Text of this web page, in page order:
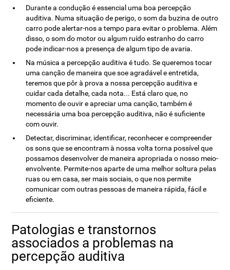
Durante a condução é essencial uma boa percepção
auditiva. Numa situação de perigo, o som da buzina de outro
carro pode alertar-nos a tempo para evitar o problema. Além
disso, o som do motor ou algum ruído estranho do carro
pode indicar-nos a presença de algum tipo de avaria.
Na música a percepção auditiva é tudo. Se queremos tocar
uma canção de maneira que soe agradável e entretida,
teremos que pôr à prova a nossa percepção auditiva e
cuidar cada detalhe, cada nota... Está claro que, no
momento de ouvir e apreciar uma canção, também é
necessária uma boa percepção auditiva, não é suficiente
com ouvir.
Detectar, discriminar, identificar, reconhecer e compreender
os sons que se encontram à nossa volta torna possível que
possamos desenvolver de maneira apropriada o nosso meio-
envolvente. Permite-nos aparte de uma melhor soltura pelas
ruas ou em casa, ser mais sociais, o que nos permite
comunicar com outras pessoas de maneira rápida, fácil e
eficiente.
Patologias e transtornos
associados a problemas na
percepção auditiva